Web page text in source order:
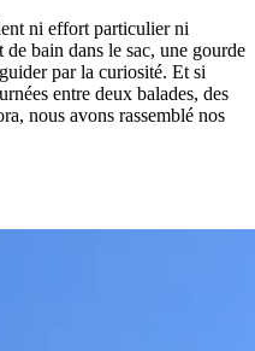
ni effort particulier ni
bain dans le sac, une gourde
par la curiosité. Et si
entre deux balades, des
nous avons rassemblé nos